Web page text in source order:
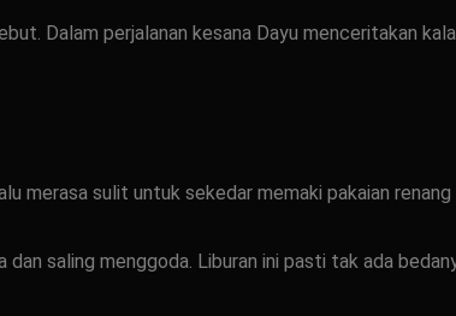
Dalam perjalanan kesana Dayu menceritakan
merasa sulit untuk sekedar memaki pakaian renang
saling menggoda. Liburan ini pasti tak ada